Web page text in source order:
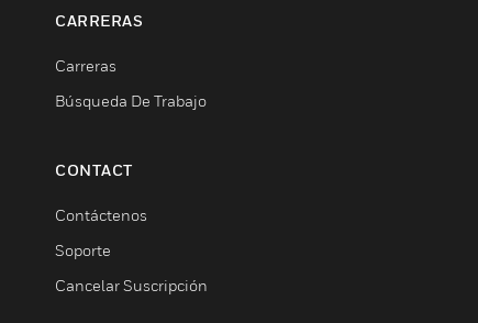
CARRERAS
Carreras
Búsqueda De Trabajo
CONTACT
Contáctenos
Soporte
Cancelar Suscripción